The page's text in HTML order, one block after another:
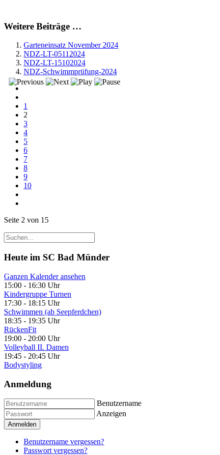
Weitere Beiträge …
Garteneinsatz November 2024
NDZ-LT-05112024
NDZ-LT-15102024
NDZ-Schwimmprüfung-2024
1
2
3
4
5
6
7
8
9
10
Seite 2 von 15
Heute im SC Bad Münder
Ganzen Kalender ansehen
15:00 - 16:30 Uhr
Kindergruppe Turnen
17:30 - 18:15 Uhr
Schwimmen (ab Seepferdchen)
18:35 - 19:35 Uhr
RückenFit
19:00 - 20:00 Uhr
Volleyball II. Damen
19:45 - 20:45 Uhr
Bodystyling
Anmeldung
Benutzername
Anzeigen
Anmelden
Benutzername vergessen?
Passwort vergessen?